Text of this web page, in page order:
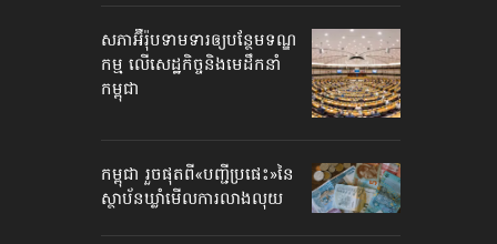
សភាអ៊ឺរ៉ុបទាមទារ​ឲ្យបន្ថែម​ទណ្ឌ
កម្ម លើសេដ្ឋកិច្ច​និងមេដឹកនាំ
កម្ពុជា
កម្ពុជា រួចផុតពី«បញ្ជីប្រផេះ»​នៃ
ស្ថាប័ន​ឃ្លាំមើល​ការលាងលុយ